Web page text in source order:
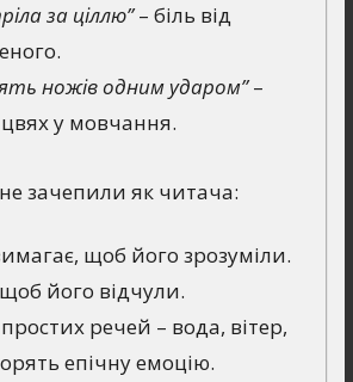
за ціллю”– біль від
ножів одним ударом”–
у мовчання.
зачепили як читача:
щоб його зрозуміли.
його відчули.
речей – вода, вітер,
епічну емоцію.